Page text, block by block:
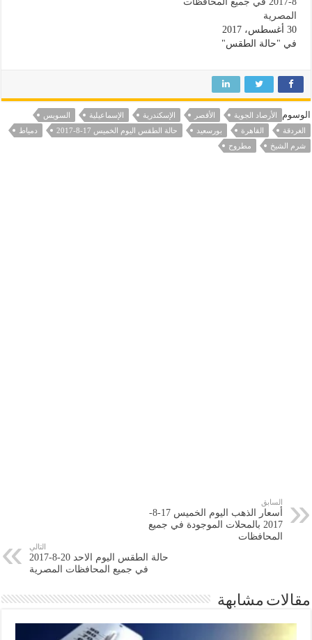
المصرية
30 أغسطس، 2017
في "حالة الطقس"
الوسوم الأرصاد الجوية الأقصر الإسكندرية الإسماعيلية
السويس
الغردقة
القاهرة بورسعيد حالة الطقس اليوم الخميس 17-8-2017
دمياط
شرم الشيخ
مطروح
السابق
أسعار الذهب اليوم الخميس 17-8-
2017 بالمحلات الموجودة في جميع
المحافظات
التالي
حالة الطقس اليوم الاحد 20-8-2017
في جميع المحافظات المصرية
مقالات مشابهة